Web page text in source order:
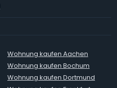
Wohnung kaufen Aachen
Wohnung kaufen Bochum
Wohnung kaufen Dortmund